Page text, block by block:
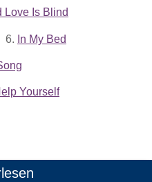
Love Is Blind
6. In My Bed
Yourself